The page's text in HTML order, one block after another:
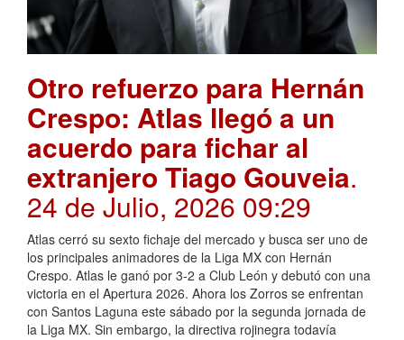
Otro refuerzo para Hernán
Crespo: Atlas llegó a un
acuerdo para fichar al
extranjero Tiago Gouveia.
24 de Julio, 2026 09:29
Atlas cerró su sexto fichaje del mercado y busca ser uno de
los principales animadores de la Liga MX con Hernán
Crespo. Atlas le ganó por 3-2 a Club León y debutó con una
victoria en el Apertura 2026. Ahora los Zorros se enfrentan
con Santos Laguna este sábado por la segunda jornada de
la Liga MX. Sin embargo, la directiva rojinegra todavía